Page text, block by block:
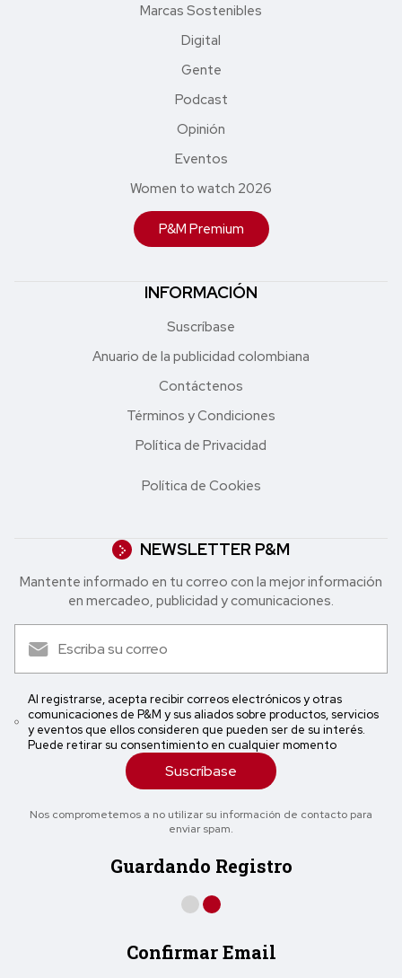
Marcas Sostenibles
Digital
Gente
Podcast
Opinión
Eventos
Women to watch 2026
P&M Premium
INFORMACIÓN
Suscríbase
Anuario de la publicidad colombiana
Contáctenos
Términos y Condiciones
Política de Privacidad
Política de Cookies
NEWSLETTER P&M
Mantente informado en tu correo con la mejor in formación
en mercadeo, publicidad y comunicaciones.
Al registrarse, acepta recibir correos electrónicos y otras
comunicaciones de P&M y sus aliados sobre productos, servicios
y eventos que ellos consideren que pueden ser de su interés.
Puede retirar su consentimiento en cualquier momento
Suscríbase
Nos comprometemos a no utilizar su información de contacto para
enviar spam.
Guardando Registro
Confirmar Email